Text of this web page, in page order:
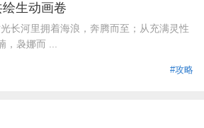
生动画卷
长河里拥着海浪，奔腾而至；从充满灵性
，袅娜而 ...
#攻略